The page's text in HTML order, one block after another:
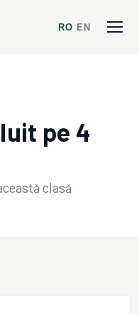
RO EN
pe 4
clasă